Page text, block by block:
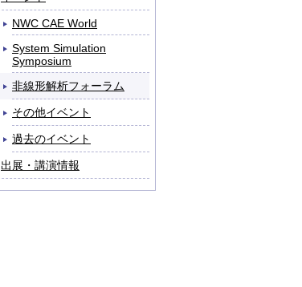
NWC CAE World
System Simulation
Symposium
非線形解析フォーラム
その他イベント
過去のイベント
出展・講演情報